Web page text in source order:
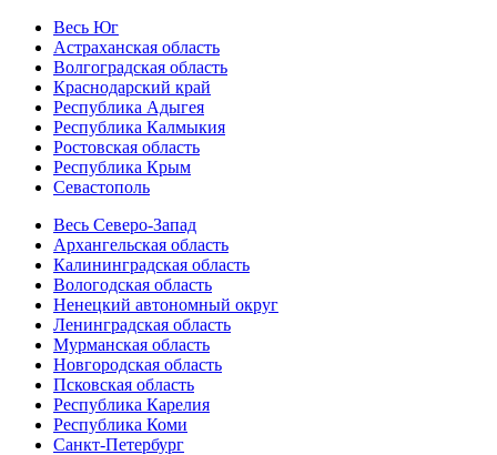
Весь Юг
Астраханская область
Волгоградская область
Краснодарский край
Республика Адыгея
Республика Калмыкия
Ростовская область
Республика Крым
Севастополь
Весь Северо-Запад
Архангельская область
Калининградская область
Вологодская область
Ненецкий автономный округ
Ленинградская область
Мурманская область
Новгородская область
Псковская область
Республика Карелия
Республика Коми
Санкт-Петербург